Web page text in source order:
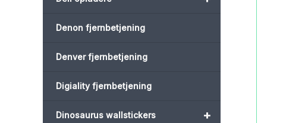
Denon fjernbetjening
Denver fjernbetjening
Digiality fjernbetjening
+
Dinosaurus wallstickers